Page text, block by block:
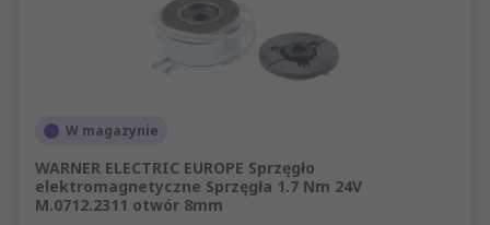
W magazynie
WARNER ELECTRIC EUROPE Sprzęgło
elektromagnetyczne Sprzęgła 1.7 Nm 24V
M.0712.2311 otwór 8mm